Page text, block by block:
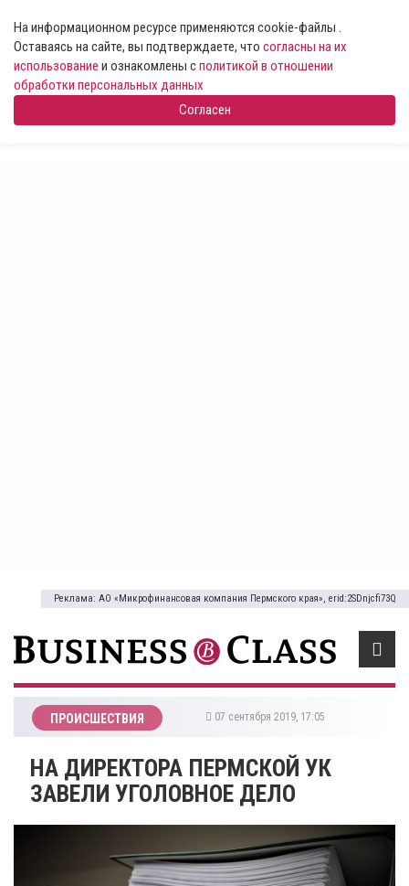
На информационном ресурсе применяются cookie-файлы .
Оставаясь на сайте, вы подтверждаете, что согласны на их
использование и ознакомлены сполитикой в отношении
обработки персональных данных
Согласен
Реклама: АО «Микрофинансовая компания Пермского края», erid:2SDnjcfi73Q
ПРОИСШЕСТВИЯ 07 сентября 2019, 17:05
НА ДИРЕКТОРА ПЕРМСКОЙ УК
ЗАВЕЛИ УГОЛОВНОЕ ДЕЛО